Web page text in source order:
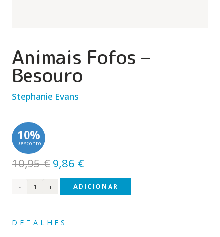
Animais Fofos –
Besouro
Stephanie Evans
10%
Desconto
10,95€ O
preço
original
10,95 €.
9,86 €O
preço
atual
Quantidade
ADICIONAR
DETALHES